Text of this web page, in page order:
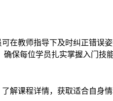
在教师指导下及时纠正错误
保每位学员扎实掌握入门技能
了解课程详情，获取适合自身